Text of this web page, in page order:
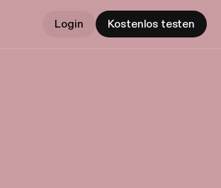
Login Kostenlos testen